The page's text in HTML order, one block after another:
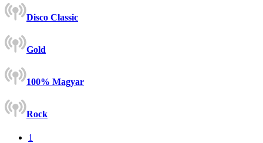
Disco Classic
Gold
100% Magyar
Rock
1